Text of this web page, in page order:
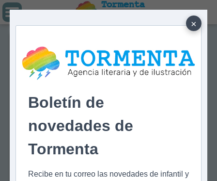
×
Boletín de
novedades de
Tormenta
Recibe en tu correo las novedades de infantil y
Tormenta